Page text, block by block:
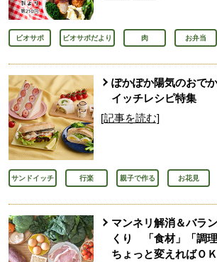
ビオサポ ビオサポだより 肉 お弁当
ぽかぽか陽気のおで
イッチレシピ特集
[記事を読む]
サンドイッチ 行楽 親子で作る お花見
マンネリ解消＆バラ
くり 「食材」「調
ちょっと変えればＯＫ